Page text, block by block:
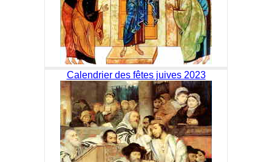
Calendrier des fêtes juives 2023